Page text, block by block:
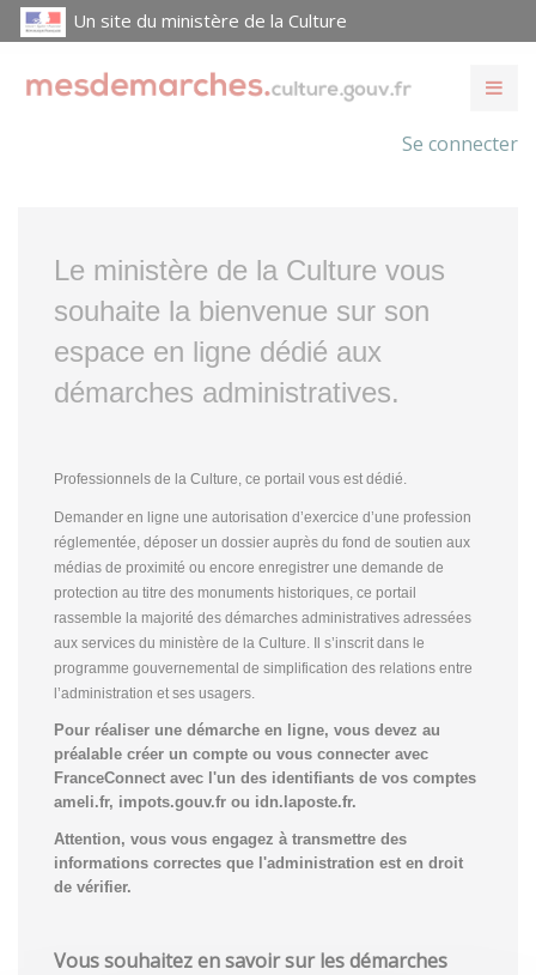
Un site du ministère de la Culture
Se connecter
Le ministère de la Culture vous
souhaite la bienvenue sur son
espace en ligne dédié aux
démarches administratives.
Professionnels de la Culture, ce portail vous est dédié.
Demander en ligne une autorisation d’exercice d’une profession
réglementée, déposer un dossier auprès du fond de soutien aux
médias de proximité ou encore enregistrer une demande de
protection au titre des monuments historiques, ce portail
rassemble la majorité des démarches administratives adressées
aux services du ministère de la Culture. Il s’inscrit dans le
programme gouvernemental de simplification des relations entre
l’administration et ses usagers.
Pour réaliser une démarche en ligne, vous devez au
préalable créer un compte ou vous connecter avec
FranceConnect avec l'un des identifiants de vos comptes
ameli.fr, impots.gouv.fr ou idn.laposte.fr.
Attention, vous vous engagez à transmettre des
informations correctes que l'administration est en droit
de vérifier.
Vous souhaitez en savoir sur les démarches